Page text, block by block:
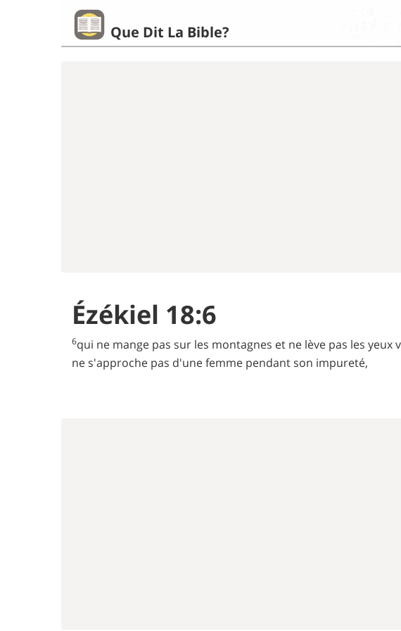
Que Dit La Bible?
Ézékiel 18:6
6qui ne mange pas sur les montagnes et ne lève pas les
ne s'approche pas d'une femme pendant son impureté,